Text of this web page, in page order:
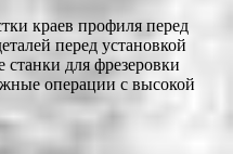
краев профиля перед
перед установкой
для фрезеровки
операции с высокой